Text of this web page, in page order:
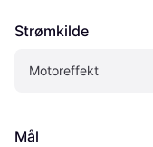
Strømkilde
Motoreffekt
Mål